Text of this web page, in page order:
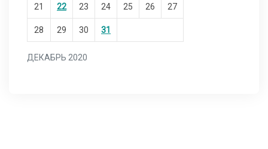
ДЕКАБРЬ 2020
21 22 23 24 25 26 27
28 29 30 31